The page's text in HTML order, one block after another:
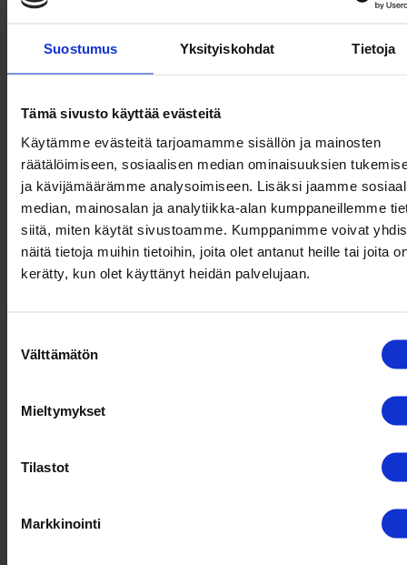
Suostumus Yksityiskohdat Tietoja
Tämä sivusto käyttää evästeitä
Käytämme evästeitä tarjoamamme sisällön ja mainosten
räätälöimiseen, sosiaalisen median ominaisuuksien
ja kävijämäärämme analysoimiseen. Lisäksi jaamme
median, mainosalan ja analytiikka-alan kumppaneillemme
siitä, miten käytät sivustoamme. Kumppanimme voivat
näitä tietoja muihin tietoihin, joita olet antanut heille tai joita
kerätty, kun olet käyttänyt heidän palvelujaan.
valinta
Välttämätön
Mieltymykset
Tilastot
Markkinointi
La: 9-14
Tarkemmat yhteystietomme löydät
AJANVARAUS
LIMINKA
Kedonperäntie 70, 91900 Liminka
Puh. 08 381171
Ma-pe: 8-17, muina aikoina sopimuksesta